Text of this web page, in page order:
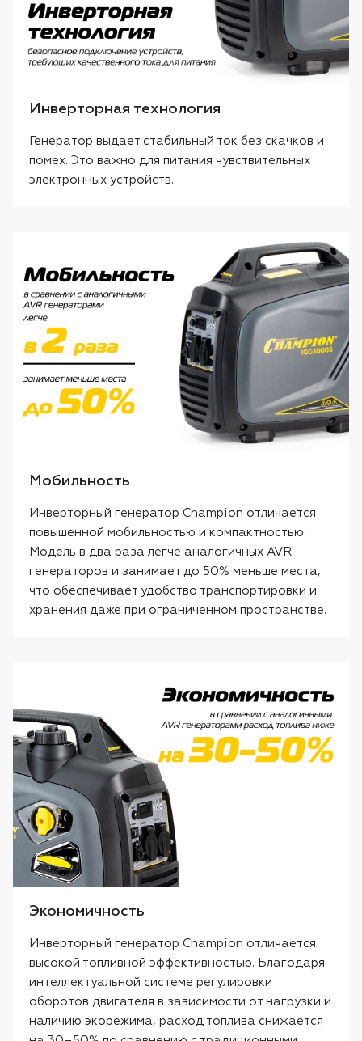
Инверторная технология
Генератор выдает стабильный ток без скачков и
помех. Это важно для питания чувствительных
электронных устройств.
Мобильность
Инверторный генератор Champion отличается
повышенной мобильностью и компактностью.
Модель в два раза легче аналогичных AVR
генераторов и занимает до 50% меньше места,
что обеспечивает удобство транспортировки и
хранения даже при ограниченном пространстве.
Экономичность
Инверторный генератор Champion отличается
высокой топливной эффективностью. Благодаря
интеллектуальной системе регулировки
оборотов двигателя в зависимости от нагрузки и
наличию экорежима, расход топлива снижается